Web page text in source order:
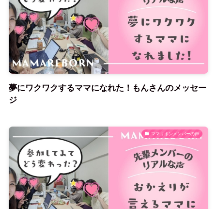
夢にワクワクするママになれた！もんさんのメッセー
ジ
ママリボンメンバーの声